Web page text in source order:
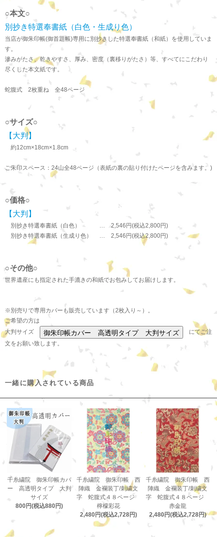
○本文○
別抄き特選奉書紙（白色・生成り色）
当店が御朱印帳(御首題帳)専用に別抄きした特選奉書紙（和紙）を使用していま
す。
滲みがたさ、乾きやすさ、厚み、密度（裏移りがたさ）等、すべてにこだわり
尽くした本文紙です。
蛇腹式 2枚重ね 全48ページ
○サイズ○
【大判】
約12cm×18cm×1.8cm
ご朱印スペース：24山全48ページ（表紙の裏の貼り付けたページを含みます。)
○価格○
【大判】
別抄き特選奉書紙（白色） … 2,546円(税込2,800円)
別抄き特選奉書紙（生成り色） … 2,546円(税込2,800円)
○その他○
世界遺産にも指定された手漉きの和紙でお包みしてお届けします。
※別売りで専用カバーも販売しています（2枚入り～）。
ご希望の方は
大判サイズ
にてご注
文をお願い致します。
一緒に購入されている商品
千糸繍院 御朱印帳カバ
ー 高透明タイプ 大判
サイズ
800円(税込880円)
千糸繍院 御朱印帳 西
陣織 金襴装丁/刺繍文
字 蛇腹式４８ページ
檸檬彩花
2,480円(税込2,728円)
千糸繍院 御朱印帳 西
陣織 金襴装丁/刺繍文
字 蛇腹式４８ページ
赤金龍
2,480円(税込2,728円)